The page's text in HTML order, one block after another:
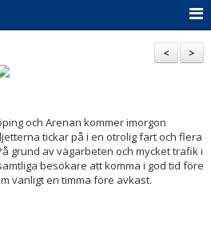
>
<
och Arenan kommer imorgon
tickar på i en otrolig fart och flera
grund av vägarbeten och mycket trafik i
besökare att komma i god tid före
vanligt en timma före avkast.